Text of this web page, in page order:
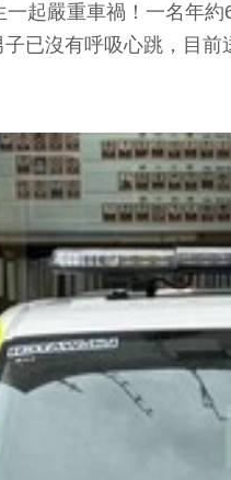
起嚴重車禍！一名年
已沒有呼吸心跳，目前